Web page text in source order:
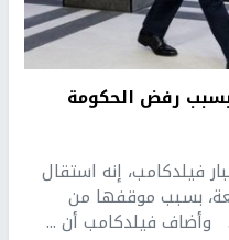
بسبب رفض الحكومة
فيلدكامب، إنه استقال
بسبب موقفها من
وأضاف فيلدكامب أن ...